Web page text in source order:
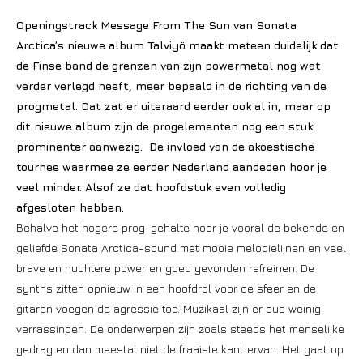
Openingstrack Message From The Sun van Sonata
Arctica’s nieuwe album Talviyö maakt meteen duidelijk dat
de Finse band de grenzen van zijn powermetal nog wat
verder verlegd heeft, meer bepaald in de richting van de
progmetal. Dat zat er uiteraard eerder ook al in, maar op
dit nieuwe album zijn de progelementen nog een stuk
prominenter aanwezig. De invloed van de akoestische
tournee waarmee ze eerder Nederland aandeden hoor je
veel minder. Alsof ze dat hoofdstuk even volledig
afgesloten hebben.
Behalve het hogere prog-gehalte hoor je vooral de bekende en
geliefde Sonata Arctica-sound met mooie melodielijnen en veel
brave en nuchtere power en goed gevonden refreinen. De
synths zitten opnieuw in een hoofdrol voor de sfeer en de
gitaren voegen de agressie toe. Muzikaal zijn er dus weinig
verrassingen. De onderwerpen zijn zoals steeds het menselijke
gedrag en dan meestal niet de fraaiste kant ervan. Het gaat op